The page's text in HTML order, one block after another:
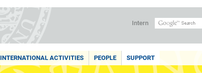
Intern
INTERNATIONAL ACTIVITIES PEOPLE SUPPORT